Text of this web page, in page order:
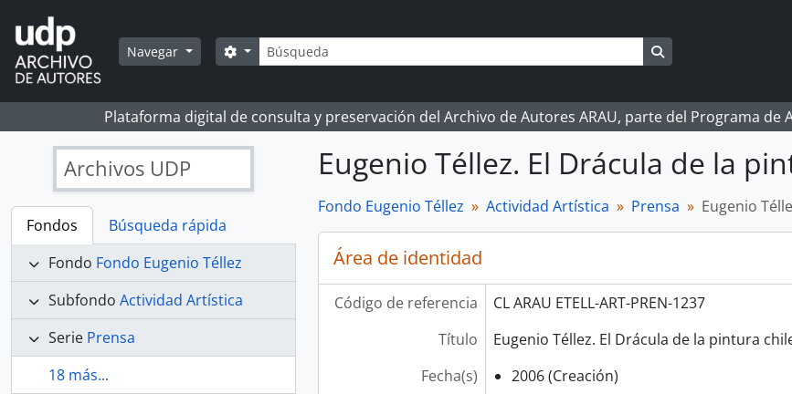
Skip to main content
Navegar Búsqueda
Search options
Plataforma digital de consulta y preservación del Archivo de Autores ARAU, parte del Programa de
Archivos UDP
Fondos
Búsqueda rápida
Fondo Fondo Eugenio Téllez
Subfondo Actividad Artística
Serie Prensa
18 más...
Eugenio Téllez. El Drácula de la
Fondo Eugenio Téllez Actividad Artística Prensa Eugenio
Área de identidad
Código de referencia
CL ARAU ETELL-ART-PREN-1237
Título
Eugenio Téllez. El Drácula de la pintura
Fecha(s)
2006 (Creación)